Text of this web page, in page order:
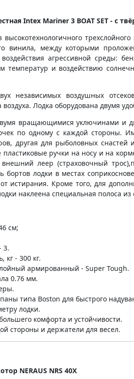
Intex Mariner 3 BOAT SET - с
высокотехнологичного
винила, между которыми
агрессивной среды:
температур и воздействию
независимых воздушных
воздуха. Лодка оборудована двумя
вращающимися уключинами и
по одному с каждой стороны.
другая для рыболовных
ручки на носу и на
внешний леер (страховочный
бортов лодки в местах
истирания. Кроме того, для
наклеена специальная полоса
см;
3.
кг - 300 кг.
армированный - Super Tough.
0.76 мм.
типа Boston для быстрого
лодки.
комфорта и устойчивости.
стороны и держатели для весел.
NERAUS NRS 40X